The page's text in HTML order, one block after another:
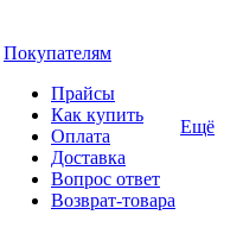
Покупателям
Прайсы
Как купить
Оплата
Доставка
Вопрос ответ
Возврат-товара
Ещё